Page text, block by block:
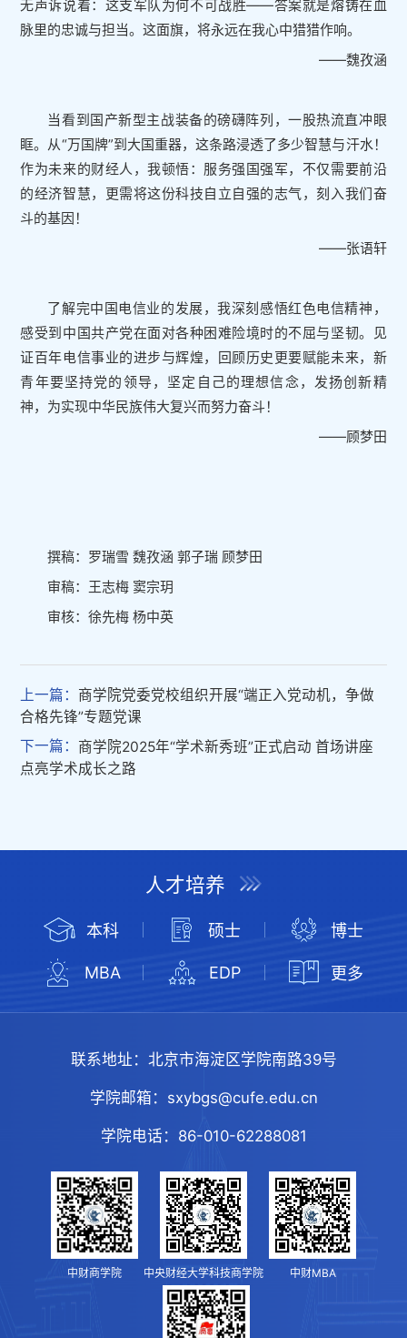
无声诉说着：这支军队为何不可战胜——答案就是熔铸在血
脉里的忠诚与担当。这面旗，将永远在我心中猎猎作响。
——魏孜涵
当看到国产新型主战装备的磅礴阵列，一股热流直冲眼
眶。从“万国牌”到大国重器，这条路浸透了多少智慧与汗水！
作为未来的财经人，我顿悟：服务强国强军，不仅需要前沿
的经济智慧，更需将这份科技自立自强的志气，刻入我们奋
斗的基因！
——张语轩
了解完中国电信业的发展，我深刻感悟红色电信精神，
感受到中国共产党在面对各种困难险境时的不屈与坚韧。见
证百年电信事业的进步与辉煌，回顾历史更要赋能未来，新
青年要坚持党的领导，坚定自己的理想信念，发扬创新精
神，为实现中华民族伟大复兴而努力奋斗！
——顾梦田
撰稿：罗瑞雪 魏孜涵 郭子瑞 顾梦田
审稿：王志梅 窦宗玥
审核：徐先梅 杨中英
上一篇： 商学院党委党校组织开展“端正入党动机，争做
合格先锋”专题党课
下一篇： 商学院2025年“学术新秀班”正式启动 首场讲座
点亮学术成长之路
人才培养
本科 硕士 博士
MBA EDP 更多
联系地址： 北京市海淀区学院南路39号
学院邮箱： sxybgs@cufe.edu.cn
学院电话： 86-010-62288081
中财商学院 中央财经大学科技商学院 中财MBA